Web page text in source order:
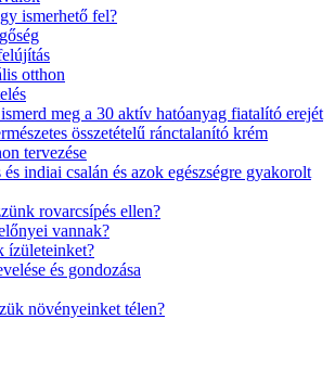
ismerhető fel?
otthon
meg a 30 aktív hatóanyag fiatalító erejét
összetételű ránctalanító krém
tervezése
indiai csalán és azok egészségre gyakorolt
rovarcsípés ellen?
vannak?
ízületeinket?
és gondozása
növényeinket télen?